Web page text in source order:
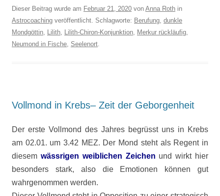
Dieser Beitrag wurde am Februar 21, 2020 von Anna Roth in
Astrocoaching veröffentlicht. Schlagworte: Berufung, dunkle
Mondgöttin, Lilith, Lilith-Chiron-Konjunktion, Merkur rückläufig,
Neumond in Fische, Seelenort.
Vollmond in Krebs– Zeit der Geborgenheit
Der erste Vollmond des Jahres begrüsst uns in Krebs
am 02.01. um 3.42 MEZ. Der Mond steht als Regent in
diesem wässrigen weiblichen Zeichen und wirkt hier
besonders stark, also die Emotionen können gut
wahrgenommen werden.